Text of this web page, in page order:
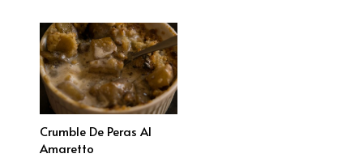
Crumble De Peras Al
Amaretto